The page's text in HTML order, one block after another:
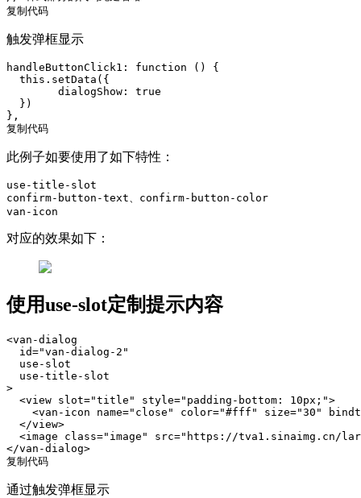
复制代码
触发弹框显示
handleButtonClick1: function () {
  this.setData({
  })
},
复制代码
此例子如要使用了如下特性：
use-title-slot
confirm-button-text、confirm-button-color
对应的效果如下：
使用use-slot定制提示内容
<van-dialog
  id="van-dialog-2"
  use-slot
  use-title-slot
>
  <view slot="title" style="padding-bottom: 10px;">
<van-icon name="close" color="#fff" size="30"
  </view>
<image class="image" src="https://tva1.sinaimg.cn/
</van-dialog>
复制代码
通过触发弹框显示